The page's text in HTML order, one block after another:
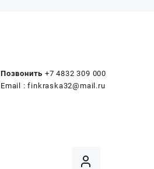
Позвонить +7 4832 309 000
Email :finkraska32@mail.ru